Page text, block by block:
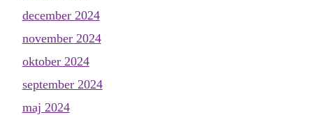
december 2024
november 2024
oktober 2024
september 2024
maj 2024